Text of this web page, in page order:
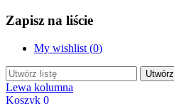
Zapisz na liście
My wishlist (0)
Utwórz
Lewa kolumna
Koszyk 0